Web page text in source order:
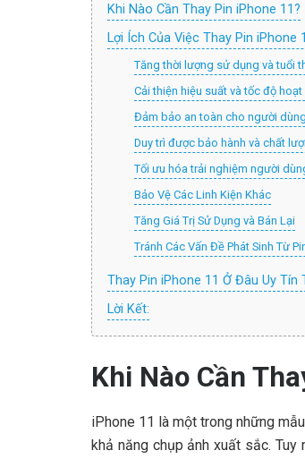
Khi Nào Cần Thay Pin iPhone 11?
Lợi Ích Của Việc Thay Pin iPhone
Tăng thời lượng sử dụng và tuổi
Cải thiện hiệu suất và tốc độ
Đảm bảo an toàn cho người
Duy trì được bảo hành và chất
Tối ưu hóa trải nghiệm người
Bảo Vệ Các Linh Kiện Khác
Tăng Giá Trị Sử Dụng và Bán Lại
Tránh Các Vấn Đề Phát Sinh Từ
Thay Pin iPhone 11 Ở Đâu Uy Tín
Lời Kết:
Khi Nào Cần
iPhone 11 là một trong những
khả năng chụp ảnh xuất sắc.